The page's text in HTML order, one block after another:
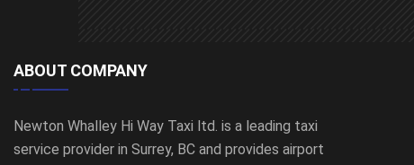
ABOUT COMPANY
Newton Whalley Hi Way Taxi ltd. is a leading taxi
service provider in Surrey, BC and provides airport